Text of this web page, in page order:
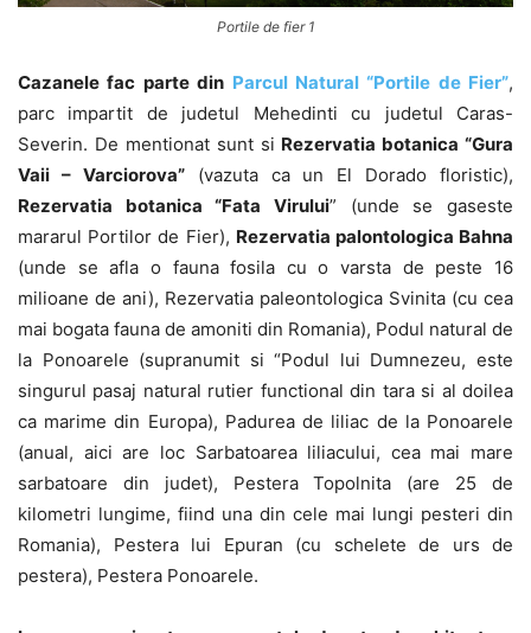
Portile de fier 1
Cazanele fac parte din Parcul Natural “Portile de Fier”,
parc impartit de judetul Mehedinti cu judetul Caras-
Severin. De mentionat sunt si Rezervatia botanica “Gura
Vaii – Varciorova”(vazuta ca un El Dorado floristic),
Rezervatia botanica “Fata Virului” (unde se gaseste
mararul Portilor de Fier), Rezervatia palontologica Bahna
(unde se afla o fauna fosila cu o varsta de peste 16
milioane de ani), Rezervatia paleontologica Svinita (cu cea
mai bogata fauna de amoniti din Romania), Podul natural de
la Ponoarele (supranumit si “Podul lui Dumnezeu, este
singurul pasaj natural rutier functional din tara si al doilea
ca marime din Europa), Padurea de liliac de la Ponoarele
(anual, aici are loc Sarbatoarea liliacului, cea mai mare
sarbatoare din judet), Pestera Topolnita (are 25 de
kilometri lungime, fiind una din cele mai lungi pesteri din
Romania), Pestera lui Epuran (cu schelete de urs de
pestera), Pestera Ponoarele.